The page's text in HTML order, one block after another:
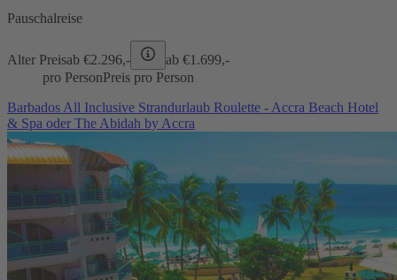
Pauschalreise
Alter Preisab €2.296,- ab €1.699,-
pro PersonPreis pro Person
Barbados All Inclusive Strandurlaub Roulette - Accra Beach Hotel
& Spa oder The Abidah by Accra